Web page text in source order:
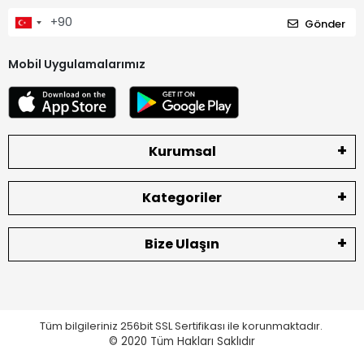
Gönder
Mobil Uygulamalarımız
Kurumsal
Kategoriler
Bize Ulaşın
Tüm bilgileriniz 256bit SSL Sertifikası ile korunmaktadır.
© 2020 Tüm Hakları Saklıdır